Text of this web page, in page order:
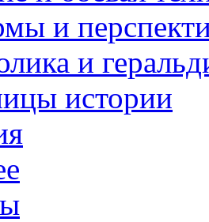
и
и
истории